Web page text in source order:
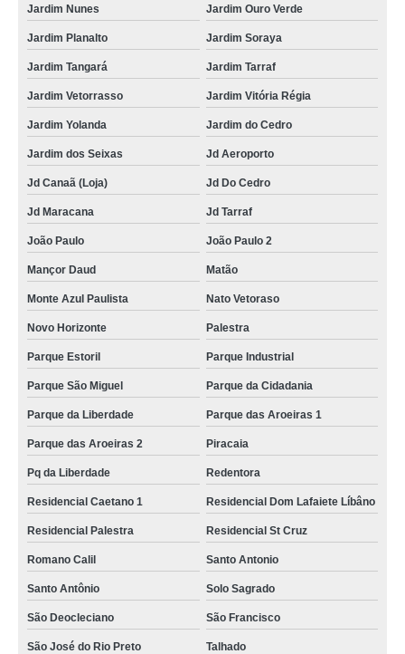
Jardim Nunes Jardim Ouro Verde
Jardim Planalto Jardim Soraya
Jardim Tangará Jardim Tarraf
Jardim Vetorrasso Jardim Vitória Régia
Jardim Yolanda Jardim do Cedro
Jardim dos Seixas Jd Aeroporto
Jd Canaã (Loja) Jd Do Cedro
Jd Maracana Jd Tarraf
João Paulo João Paulo 2
Mançor Daud Matão
Monte Azul Paulista Nato Vetoraso
Novo Horizonte Palestra
Parque Estoril Parque Industrial
Parque São Miguel Parque da Cidadania
Parque da Liberdade Parque das Aroeiras 1
Parque das Aroeiras 2 Piracaia
Pq da Liberdade Redentora
Residencial Caetano 1 Residencial Dom Lafaiete Líbâno
Residencial Palestra Residencial St Cruz
Romano Calil Santo Antonio
Santo Antônio Solo Sagrado
São Deocleciano São Francisco
São José do Rio Preto Talhado